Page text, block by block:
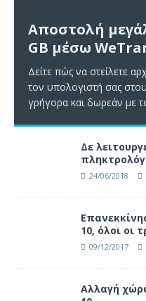
Αποστολή
GB μέσω
Δείτε πώς να στείλετε
τον υπολογιστή σας
γρήγορα και δωρεάν με
Δε
24/06/2018
10, όλοι οι
09/12/2017
Αλλαγή